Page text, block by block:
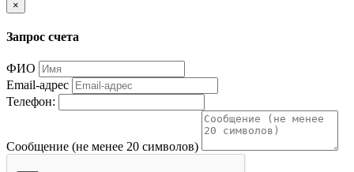
×
Запрос счета
ФИО
Email-адрес
Телефон:
Сообщение (не менее 20 символов)